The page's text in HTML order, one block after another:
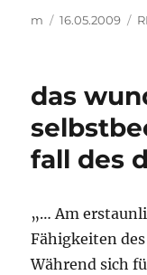
Autor
m
Veröffentlicht
16.05.2009
das
fall des
„… Am
Fähigkeiten
Während sich